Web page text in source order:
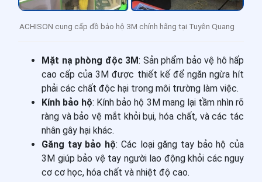
ACHISON cung cấp đồ bảo hộ 3M chính hãng tại Tuyên Quang
Mặt nạ phòng độc 3M: Sản phẩm bảo vệ hô hấp
cao cấp của 3M được thiết kế để ngăn ngừa hít
phải các chất độc hại trong môi trường làm việc.
Kính bảo hộ: Kính bảo hộ 3M mang lại tầm nhìn rõ
ràng và bảo vệ mắt khỏi bụi, hóa chất, và các tác
nhân gây hại khác.
Găng tay bảo hộ: Các loại găng tay bảo hộ của
3M giúp bảo vệ tay người lao động khỏi các nguy
cơ cơ học, hóa chất và nhiệt độ cao.